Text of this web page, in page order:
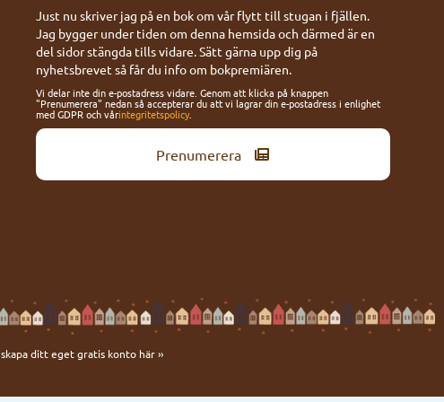
Just nu skriver jag på en bok om vår flytt till stugan i fjällen.
Jag bygger under tiden om denna hemsida och därmed är en
del sidor stängda tills vidare. Sätt gärna upp dig på
nyhetsbrevet så får du info om bokpremiären.
Vi delar inte din e-postadress vidare. Genom att klicka på knappen
"Prenumerera" nedan så accepterar du att vi lagrar din e-postadress i enlighet
med GDPR och vårintegritetspolicy.
Prenumerera
skapa ditt eget gratis konto här ››